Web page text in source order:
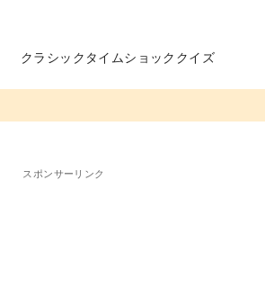
クラシックタイムショッククイズ
スポンサーリンク